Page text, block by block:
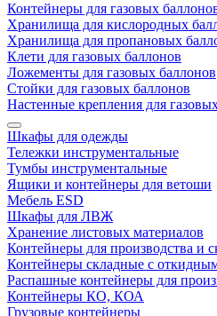
Контейнеры для газовых
Хранилища для кислородных
Хранилища для пропановых
Клети для газовых баллонов
Ложементы для газовых баллонов
Стойки для газовых баллонов
Настенные крепления для
Шкафы для одежды
Тележки инструментальные
Тумбы инструментальные
Ящики и контейнеры для ветоши
Мебель ESD
Шкафы для ЛВЖ
Хранение листовых материалов
Контейнеры для производства и
Контейнеры складные с
Распашные контейнеры для
Контейнеры КО, КОА
Грузовые контейнеры